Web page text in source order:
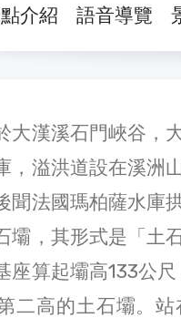
介紹 語音導覽
大漢溪石門峽谷，
，溢洪道設在溪洲
聞法國瑪柏薩水庫
壩，其形式是「土
座算起壩高133公
二高的土石壩。